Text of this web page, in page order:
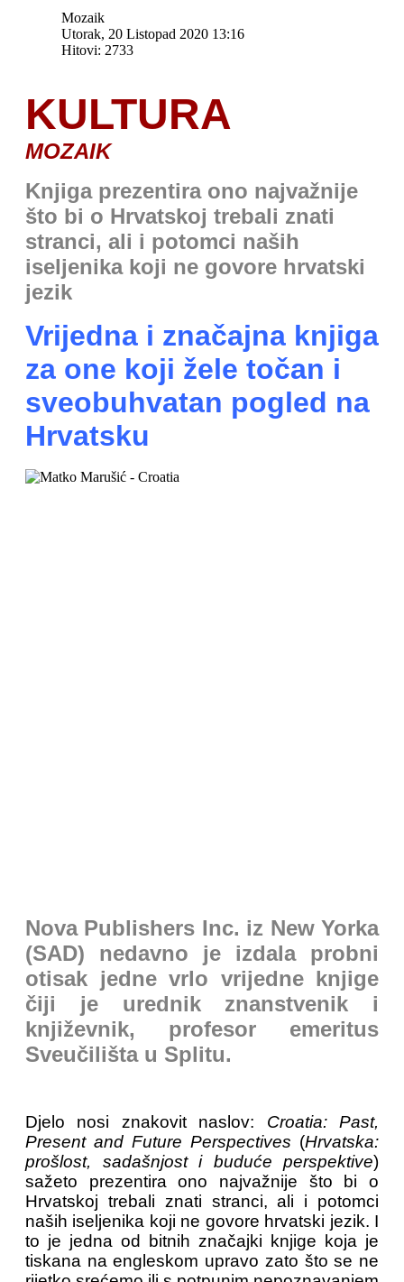
Mozaik
Utorak, 20 Listopad 2020 13:16
Hitovi: 2733
KULTURA
MOZAIK
Knjiga prezentira ono najvažnije
što bi o Hrvatskoj trebali znati
stranci, ali i potomci naših
iseljenika koji ne govore hrvatski
jezik
Vrijedna i značajna knjiga
za one koji žele točan i
sveobuhvatan pogled na
Hrvatsku
Nova Publishers Inc. iz New Yorka
(SAD) nedavno je izdala probni
otisak jedne vrlo vrijedne knjige
čiji je urednik znanstvenik i
književnik, profesor emeritus
Sveučilišta u Splitu.
Djelo nosi znakovit naslov: Croatia: Past,
Present and Future Perspectives (Hrvatska:
prošlost, sadašnjost i buduće perspektive)
sažeto prezentira ono najvažnije što bi o
Hrvatskoj trebali znati stranci, ali i potomci
naših iseljenika koji ne govore hrvatski jezik. I
to je jedna od bitnih značajki knjige koja je
tiskana na engleskom upravo zato što se ne